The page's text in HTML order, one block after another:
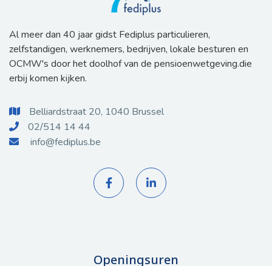
Al meer dan 40 jaar gidst Fediplus particulieren,
zelfstandigen, werknemers, bedrijven, lokale besturen en
OCMW's door het doolhof van de pensioenwetgeving.die
erbij komen kijken.
 Belliardstraat 20, 1040 Brussel
 02/514 14 44
 info@fediplus.be
 
Openingsuren